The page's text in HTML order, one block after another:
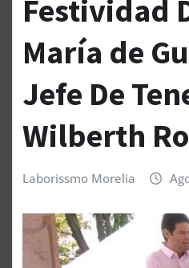
Festividad
María de
Jefe De
Wilberth
Laborissmo Morelia